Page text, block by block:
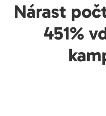
Nárast
451%